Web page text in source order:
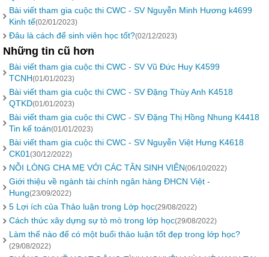
Bài viết tham gia cuộc thi CWC - SV Nguyễn Minh Hương k4699
Kinh tế(02/01/2023)
Đâu là cách để sinh viên học tốt?(02/12/2023)
Những tin cũ hơn
Bài viết tham gia cuộc thi CWC - SV Vũ Đức Huy K4599
TCNH(01/01/2023)
Bài viết tham gia cuộc thi CWC - SV Đặng Thùy Anh K4518
QTKD(01/01/2023)
Bài viết tham gia cuộc thi CWC - SV Đặng Thị Hồng Nhung K4418
Tin kế toán(01/01/2023)
Bài viết tham gia cuộc thi CWC - SV Nguyễn Việt Hưng K4618
CK01 (30/12/2022)
NỖI LÒNG CHA MẸ VỚI CÁC TÂN SINH VIÊN(06/10/2022)
Giới thiệu về ngành tài chính ngân hàng ĐHCN Việt -
Hung(23/09/2022)
5 Lợi ích của Thảo luận trong Lớp học(29/08/2022)
Cách thức xây dựng sự tò mò trong lớp học(29/08/2022)
Làm thế nào để có một buổi thảo luận tốt đẹp trong lớp học?
(29/08/2022)